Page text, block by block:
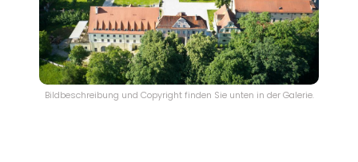
Bildbeschreibung und Copyright finden Sie unten in der Galerie.